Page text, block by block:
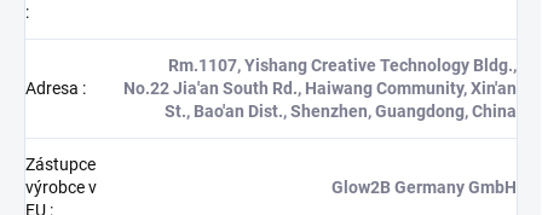
:
Adresa :
Rm.1107, Yishang Creative Technology Bldg.,
No.22 Jia'an South Rd., Haiwang Community, Xin'an
St., Bao'an Dist., Shenzhen, Guangdong, China
Zástupce
výrobce v
EU :
Glow2B Germany GmbH